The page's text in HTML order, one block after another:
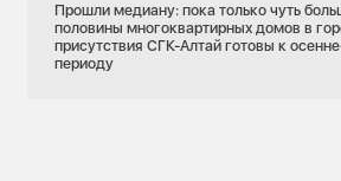
Прошли медиану: пока только чуть
половины многоквартирных домов в
присутствия СГК-Алтай готовы к
периоду